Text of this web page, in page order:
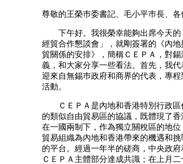
尊敬的王榮巿委書記、毛小平巿長、各
下午好。我很榮幸能夠出席今天的
經貿合作懇談會」，就剛簽署的《內
貿關係的安排》，簡稱ＣＥＰＡ，對
義，和大家分享一些看法。首先，我
迎來自無錫巿政府和商界的代表，專
活動。
ＣＥＰＡ是內地和香港特別行政區
的類似自由貿易區的協議，既體現了
在一國兩制下，作為獨立關稅區的地
貿易組織為內地和香港帶來的機遇和
的平台。經過一年半的磋商，中央政
ＣＥＰＡ主體部分達成共識；在上月